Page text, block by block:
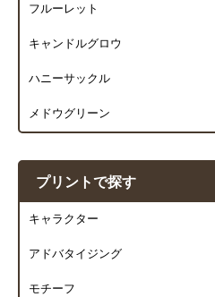
フルーレット
キャンドルグロウ
ハニーサックル
メドウグリーン
プリントで探す
キャラクター
アドバタイジング
モチーフ